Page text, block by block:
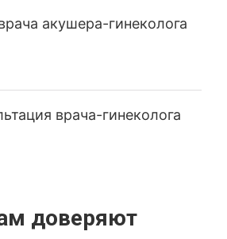
акушера-гинеколога
врача-гинеколога
доверяют